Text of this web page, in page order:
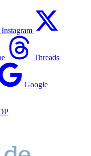
Instagram
Threads
Google